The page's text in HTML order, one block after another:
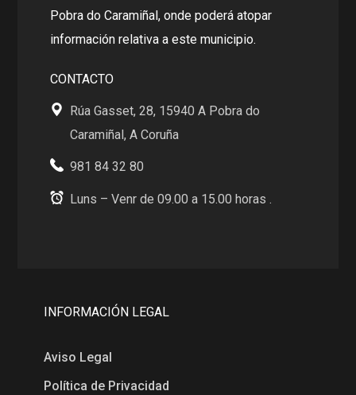
Pobra do Caramiñal, onde poderá atopar
información relativa a este municipio.
CONTACTO
Rúa Gasset, 28, 15940 A Pobra do
Caramiñal, A Coruña
981 84 32 80
Luns – Venr de 09.00 a 15.00 horas .
INFORMACIÓN LEGAL
Aviso Legal
Política de Privacidad